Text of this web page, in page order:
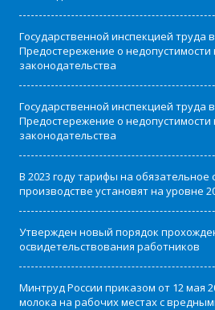
Государственной инспекцией
Предостережение о
законодательства
Государственной инспекцией
Предостережение о
законодательства
В 2023 году тарифы на
производстве установят на уровне
Утвержден новый порядок
освидетельствования работников
Минтруд России приказом от 12 мая
молока на рабочих местах с